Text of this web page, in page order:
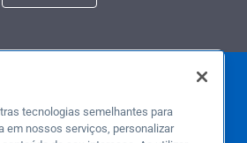
tecnologias semelhantes para
em nossos serviços, personalizar